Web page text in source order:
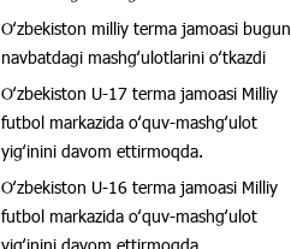
Oʻzbekiston milliy terma jamoasi bugun
navbatdagi mashgʻulotlarini oʻtkazdi
Oʻzbekiston U-17 terma jamoasi Milliy
futbol markazida oʻquv-mashgʻulot
yigʻinini davom ettirmoqda.
Oʻzbekiston U-16 terma jamoasi Milliy
futbol markazida oʻquv-mashgʻulot
yigʻinini davom ettirmoqda